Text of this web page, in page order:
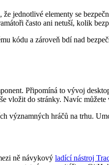
že jednotlivé elementy se
často ani netuší, kolik
kódu a zároveň bdí nad
Připomíná to vývoj
vložit do stránky. Navíc
významných hráčů na trhu.
ně návykový ladící nástroj